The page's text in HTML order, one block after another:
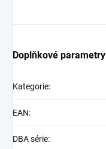
Doplňkové parametry
Kategorie:
EAN:
DBA série: